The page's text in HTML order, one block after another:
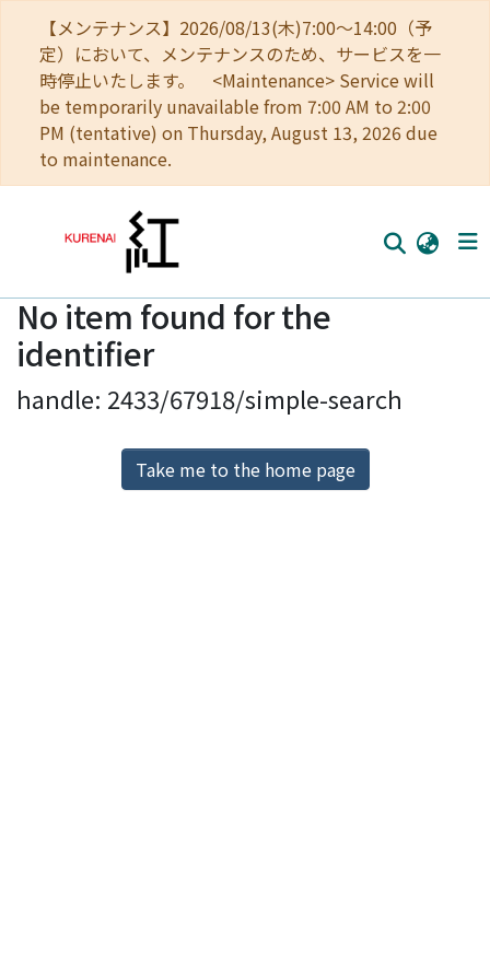
【メンテナンス】2026/08/13(木)7:00～14:00（予
定）において、メンテナンスのため、サービスを一
時停止いたします。 <Maintenance> Service will
be temporarily unavailable from 7:00 AM to 2:00
PM (tentative) on Thursday, August 13, 2026 due
to maintenance.
Home
Communities
Browse
Download Ranking
No item found for the
identifier
handle: 2433/67918/simple-search
Take me to the home page